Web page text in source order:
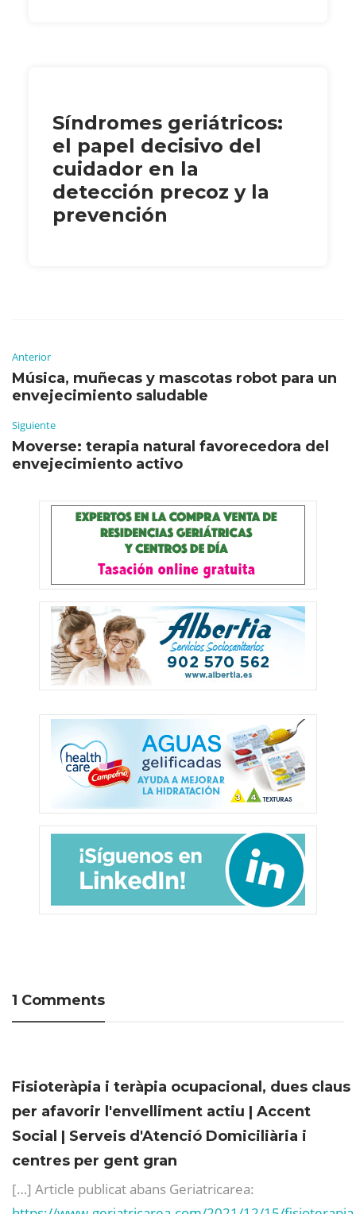
Síndromes geriátricos:
el papel decisivo del
cuidador en la
detección precoz y la
prevención
Anterior
Música, muñecas y mascotas robot para un
envejecimiento saludable
Siguiente
Moverse: terapia natural favorecedora del
envejecimiento activo
1 Comments
Fisioteràpia i teràpia ocupacional, dues claus
per afavorir l'envelliment actiu | Accent
Social | Serveis d'Atenció Domiciliària i
centres per gent gran
[…] Article publicat abans Geriatricarea: